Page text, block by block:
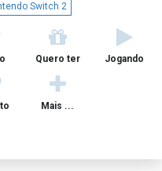
Switch 2
Quero ter Jogando
Mais ...